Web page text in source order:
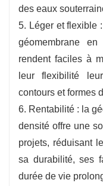
des eaux
5. Léger et flexible
géomembrane
rendent faciles à
leur flexibilité
contours et formes
6. Rentabilité : la
densité offre une
projets, réduisant
sa durabilité, ses
durée de vie